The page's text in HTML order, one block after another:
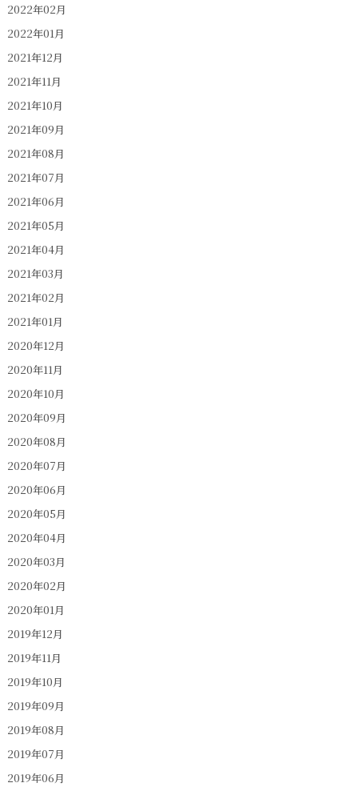
2022年02月
2022年01月
2021年12月
2021年11月
2021年10月
2021年09月
2021年08月
2021年07月
2021年06月
2021年05月
2021年04月
2021年03月
2021年02月
2021年01月
2020年12月
2020年11月
2020年10月
2020年09月
2020年08月
2020年07月
2020年06月
2020年05月
2020年04月
2020年03月
2020年02月
2020年01月
2019年12月
2019年11月
2019年10月
2019年09月
2019年08月
2019年07月
2019年06月